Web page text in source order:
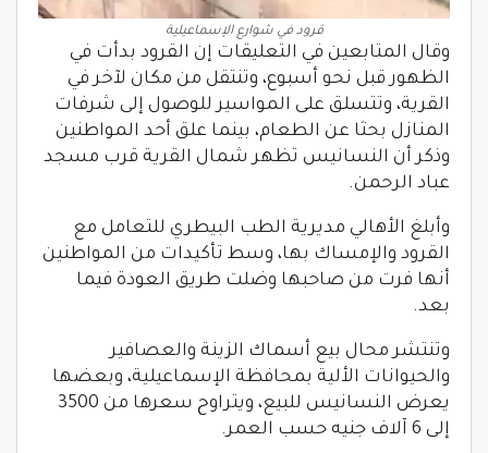
قرود في شوارع الإسماعيلية
وقال المتابعين في التعليقات إن القرود بدأت في
الظهور قبل نحو أسبوع، وتنتقل من مكان لآخر في
القرية، وتتسلق على المواسير للوصول إلى شرفات
المنازل بحثا عن الطعام، بينما علق أحد المواطنين
وذكر أن النسانيس تظهر شمال القرية قرب مسجد
عباد الرحمن.
وأبلغ الأهالي مديرية الطب البيطري للتعامل مع
القرود والإمساك بها، وسط تأكيدات من المواطنين
أنها فرت من صاحبها وضلت طريق العودة فيما
بعد.
وتنتشر محال بيع أسماك الزينة والعصافير
والحيوانات الألية بمحافظة الإسماعيلية، وبعضها
يعرض النسانيس للبيع، ويتراوح سعرها من 3500
إلى 6 آلاف جنيه حسب العمر.